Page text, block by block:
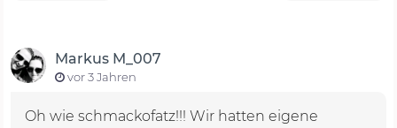
Markus M_007
vor 3 Jahren
Oh wie schmackofatz!!! Wir hatten eigene